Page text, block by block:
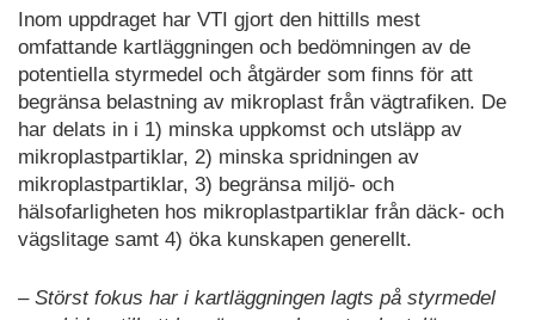
Inom uppdraget har VTI gjort den hittills mest
omfattande kartläggningen och bedömningen av de
potentiella styrmedel och åtgärder som finns för att
begränsa belastning av mikroplast från vägtrafiken. De
har delats in i 1) minska uppkomst och utsläpp av
mikroplastpartiklar, 2) minska spridningen av
mikroplastpartiklar, 3) begränsa miljö- och
hälsofarligheten hos mikroplastpartiklar från däck- och
vägslitage samt 4) öka kunskapen generellt.
– Störst fokus har i kartläggningen lagts på styrmedel